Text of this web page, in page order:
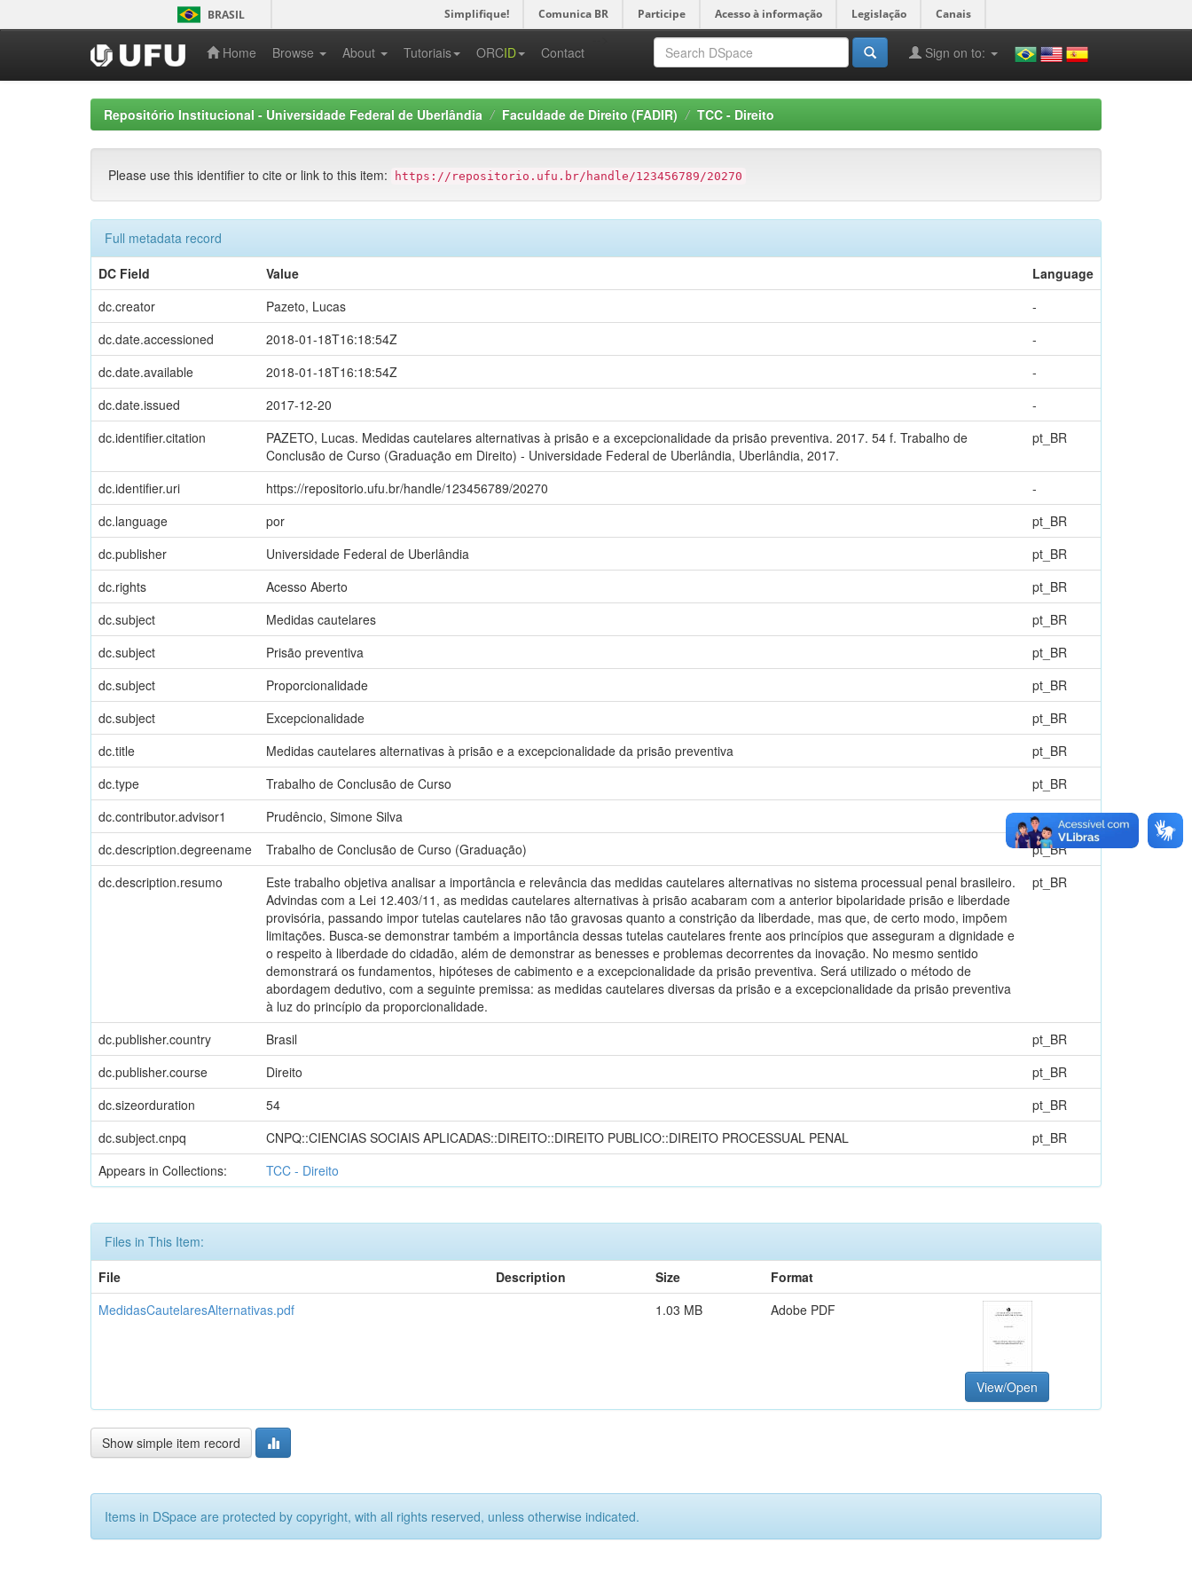
navigation
BRASIL Simplifique! Comunica BR Participe Acesso à informação Legislação Canais
Home Browse About Tutoriais ORCID Contact Sign on to:
Repositório Institucional - Universidade Federal de Uberlândia Faculdade de Direito (FADIR) TCC - Direito
Please use this identifier to cite or link to this item: https://repositorio.ufu.br/handle/123456789/20270
Full metadata record
DC Field
Value
Language
dc.creator
Pazeto, Lucas
-
dc.date.accessioned
2018-01-18T16:18:54Z
-
dc.date.available
2018-01-18T16:18:54Z
-
dc.date.issued
2017-12-20
-
dc.identifier.citation
PAZETO, Lucas. Medidas cautelares alternativas à prisão e a excepcionalidade da prisão preventiva. 2017. 54 f. Trabalho de
Conclusão de Curso (Graduação em Direito) - Universidade Federal de Uberlândia, Uberlândia, 2017.
pt_BR
dc.identifier.uri https://repositorio.ufu.br/handle/123456789/20270
-
dc.language
por
pt_BR
dc.publisher
Universidade Federal de Uberlândia
pt_BR
dc.rights
Acesso Aberto
pt_BR
dc.subject
Medidas cautelares
pt_BR
dc.subject
Prisão preventiva
pt_BR
dc.subject
Proporcionalidade
pt_BR
dc.subject
Excepcionalidade
pt_BR
dc.title
Medidas cautelares alternativas à prisão e a excepcionalidade da prisão preventiva
pt_BR
dc.type
Trabalho de Conclusão de Curso
pt_BR
dc.contributor.advisor1
Prudêncio, Simone Silva
-
dc.description.degreename
Trabalho de Conclusão de Curso (Graduação)
pt_BR
dc.description.resumo
Este trabalho objetiva analisar a importância e relevância das medidas cautelares alternativas no sistema processual penal brasileiro.
Advindas com a Lei 12.403/11, as medidas cautelares alternativas à prisão acabaram com a anterior bipolaridade prisão e liberdade
provisória, passando impor tutelas cautelares não tão gravosas quanto a constrição da liberdade, mas que, de certo modo, impõem
limitações. Busca-se demonstrar também a importância dessas tutelas cautelares frente aos princípios que asseguram a dignidade e
o respeito à liberdade do cidadão, além de demonstrar as benesses e problemas decorrentes da inovação. No mesmo sentido
demonstrará os fundamentos, hipóteses de cabimento e a excepcionalidade da prisão preventiva. Será utilizado o método de
abordagem dedutivo, com a seguinte premissa: as medidas cautelares diversas da prisão e a excepcionalidade da prisão preventiva
à luz do princípio da proporcionalidade.
pt_BR
dc.publisher.country Brasil
pt_BR
dc.publisher.course
Direito
pt_BR
dc.sizeorduration
54
pt_BR
dc.subject.cnpq
CNPQ::CIENCIAS SOCIAIS APLICADAS::DIREITO::DIREITO PUBLICO::DIREITO PROCESSUAL PENAL
pt_BR
Appears in Collections:
TCC - Direito
Files in This Item:
File
Description Size
Format
MedidasCautelaresAlternativas.pdf
1.03 MB Adobe PDF
View/Open
Show simple item record
Items in DSpace are protected by copyright, with all rights reserved, unless otherwise indicated.